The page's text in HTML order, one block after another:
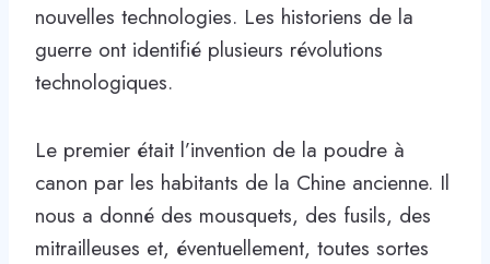
nouvelles technologies. Les historiens de la
guerre ont identifié plusieurs révolutions
technologiques.
Le premier était l’invention de la poudre à
canon par les habitants de la Chine ancienne. Il
nous a donné des mousquets, des fusils, des
mitrailleuses et, éventuellement, toutes sortes